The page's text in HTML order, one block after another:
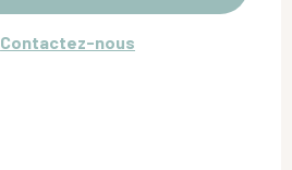
Contactez-nous